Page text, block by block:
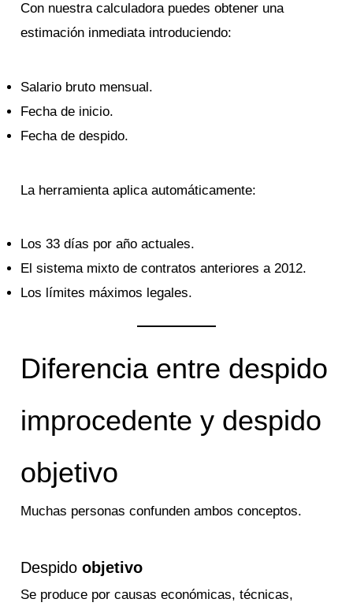
Con nuestra calculadora puedes obtener una
estimación inmediata introduciendo:
Salario bruto mensual.
Fecha de inicio.
Fecha de despido.
La herramienta aplica automáticamente:
Los 33 días por año actuales.
El sistema mixto de contratos anteriores a 2012.
Los límites máximos legales.
Diferencia entre despido
improcedente y despido
objetivo
Muchas personas confunden ambos conceptos.
Despidoobjetivo
Se produce por causas económicas, técnicas,